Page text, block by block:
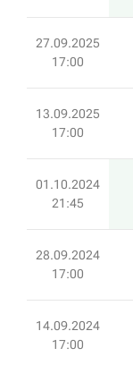
27.09.2025
17:00
13.09.2025
17:00
01.10.2024
21:45
28.09.2024
17:00
14.09.2024
17:00